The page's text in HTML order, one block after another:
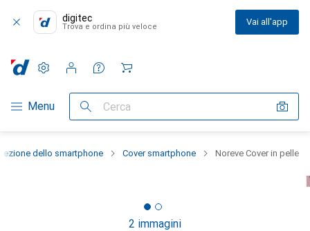
digitec
Trova e ordina più veloce Vai all'app
Categoria Navigazione
Menu Cerca
Impostazioni
Conto cliente
Liste di confronto
Liste dei desideri
Carrello
dello smartphone Cover smartphone Noreve Cover in pelle
2 immagini